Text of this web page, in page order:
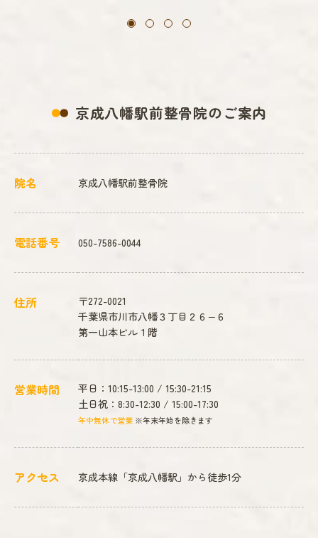
京成八幡駅前整骨院のご案内
院名 京成八幡駅前整骨院
電話番号 050-7586-0044
住所
〒272-0021
千葉県市川市八幡３丁目２６−６
第一山本ビル１階
営業時間
平日：10:15-13:00 / 15:30-21:15
土日祝：8:30-12:30 / 15:00-17:30
年中無休で営業 ※年末年始を除きます
アクセス 京成本線「京成八幡駅」から徒歩1分